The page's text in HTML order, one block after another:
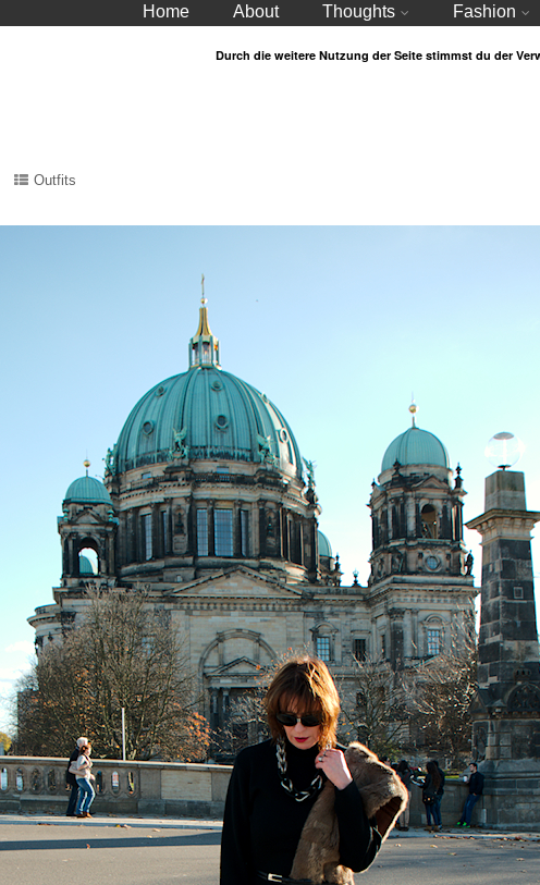
Home About Thoughts Fashion
Outfits
Durch die weitere Nutzung der Seite stimmst du der